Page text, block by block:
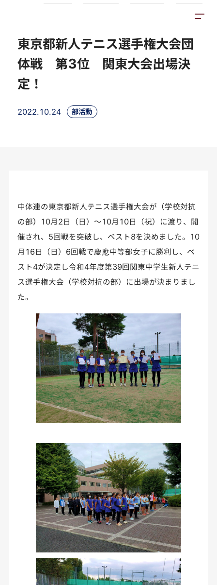
東京都新人テニス選手権大会団
体戦 第3位 関東大会出場決
定！
2022.10.24 部活動
中体連の東京都新人テニス選手権大会が（学校対抗
の部）10月2日（日）～10月10日（祝）に渡り、開
催され、5回戦を突破し、ベスト8を決めました。10
月16日（日）6回戦で慶應中等部女子に勝利し、ベ
スト4が決定し令和4年度第39回関東中学生新人テニ
ス選手権大会（学校対抗の部）に出場が決まりまし
た。